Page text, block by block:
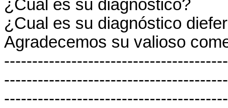
¿Cual es su diagnóstico?
¿Cual es su diagnóstico
Agradecemos su valioso